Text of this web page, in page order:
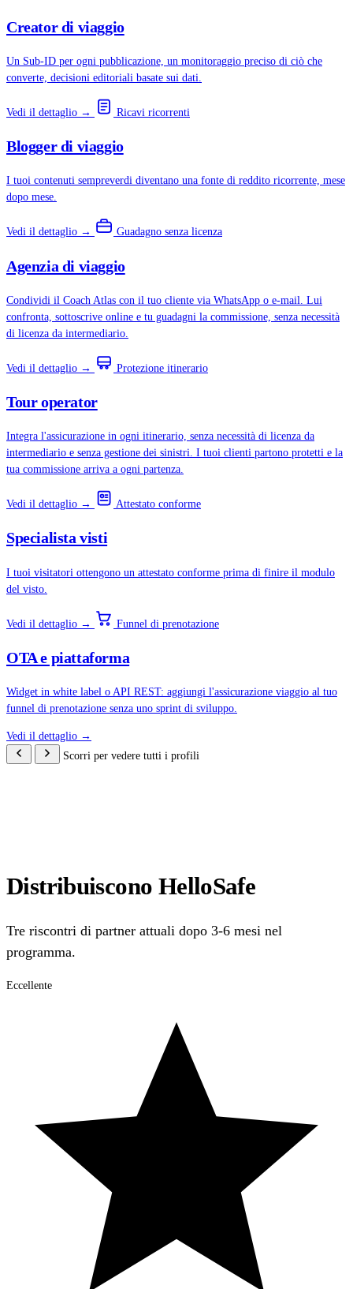
Creator di viaggio
Un Sub-ID per ogni pubblicazione, un monitoraggio preciso di ciò che
converte, decisioni editoriali basate sui dati.
Vedi il dettaglio → Ricavi ricorrenti
Blogger di viaggio
I tuoi contenuti sempreverdi diventano una fonte di reddito ricorrente, mese
dopo mese.
Vedi il dettaglio → Guadagno senza licenza
Agenzia di viaggio
Condividi il Coach Atlas con il tuo cliente via WhatsApp o e-mail. Lui
confronta, sottoscrive online e tu guadagni la commissione, senza necessità
di licenza da intermediario.
Vedi il dettaglio → Protezione itinerario
Tour operator
Integra l'assicurazione in ogni itinerario, senza necessità di licenza da
intermediario e senza gestione dei sinistri. I tuoi clienti partono protetti e la
tua commissione arriva a ogni partenza.
Vedi il dettaglio → Attestato conforme
Specialista visti
I tuoi visitatori ottengono un attestato conforme prima di finire il modulo
del visto.
Vedi il dettaglio → Funnel di prenotazione
OTA e piattaforma
Widget in white label o API REST: aggiungi l'assicurazione viaggio al tuo
funnel di prenotazione senza uno sprint di sviluppo.
Vedi il dettaglio →
Scorri per vedere tutti i profili
Distribuiscono HelloSafe
Tre riscontri di partner attuali dopo 3-6 mesi nel
programma.
Eccellente